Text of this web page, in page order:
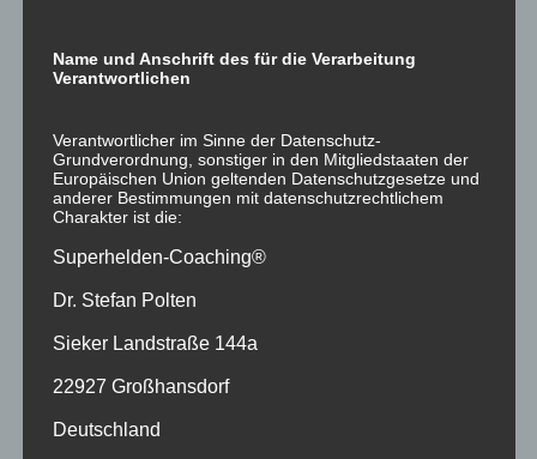
widerrufbar.
das Setzen von Cookies informiert werden und Cookies
nur im Einzelfall erlauben, die Annahme von Cookies für
bestimmte Fälle oder generell ausschließen sowie das
automatische Löschen der Cookies beim Schließen des
kann die Funktionalität dieser Website eingeschränkt
sein.
Soweit Cookies von Drittunternehmen oder zu
hierüber im Rahmen dieser Datenschutzerklärung
gesondert informieren und ggf. eine Einwilligung
Name und Anschrift des für die Verarbeitung
Verantwortlichen
Verantwortlicher im Sinne der Datenschutz-
Grundverordnung, sonstiger in den Mitgliedstaaten der
Europäischen Union geltenden Datenschutzgesetze und
anderer Bestimmungen mit datenschutzrechtlichem
Charakter ist die:
Superhelden-Coaching®
Dr. Stefan Polten
Sieker Landstraße 144a
22927 Großhansdorf
Deutschland